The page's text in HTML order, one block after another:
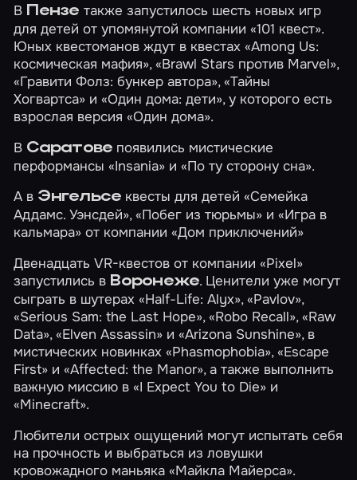
В Пензе также запустилось шесть новых игр
для детей от упомянутой компании «101 квест».
Юных квестоманов ждут в квестах«Among Us:
космическая мафия»,«Brawl Stars против Marvel»,
«Гравити Фолз: бункер автора»,«Тайны
Хогвартса» и«Один дома: дети», у которого есть
взрослая версия«Один дома».
В Саратове появились мистические
перформансы«Insania» и«По ту сторону сна».
А в Энгельсе квесты для детей«Семейка
Аддамс. Уэнсдей»,«Побег из тюрьмы» и«Игра в
кальмара» от компании «Дом приключений»
Двенадцать VR-квестов от компании «Pixel»
запустились в Воронеже. Ценители уже могут
сыграть в шутерах«Half-Life: Alyx»,«Pavlov»,
«Serious Sam: the Last Hope»,«Robo Recall»,«Raw
Data»,«Elven Assassin» и«Arizona Sunshine», в
мистических новинках«Phasmophobia»,«Escape
First» и«Affected: the Manor», а также выполнить
важную миссию в«I Expect You to Die» и
«Minecraft».
Любители острых ощущений могут испытать себя
на прочность и выбраться из ловушки
кровожадного маньяка«Майкла Майерса».